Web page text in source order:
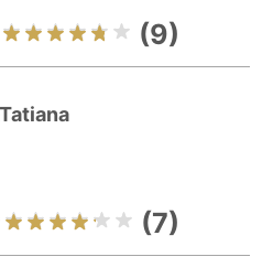
(9)
(7)